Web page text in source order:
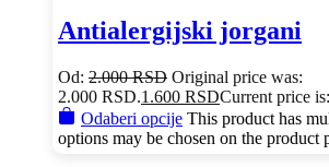
Antialergijski jorgani
Od: 2.000RSD Original price was:
2.000 RSD.1.600 RSDCurrent price
Odaberi opcije This product has
options may be chosen on the product